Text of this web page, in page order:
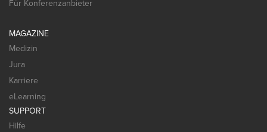
Für Konferenzanbieter
MAGAZINE
Medizin
Jura
Karriere
eLearning
SUPPORT
Hilfe